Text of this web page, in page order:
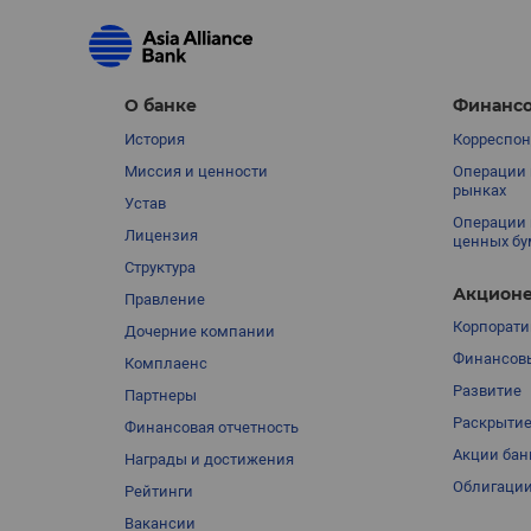
О банке
История
Миссия и ценности
Устав
Лицензия
Структура
Правление
Дочерние компании
Комплаенс
Партнеры
Финансовая отчетность
Награды и достижения
Рейтинги
Вакансии
Операции
рынках
Операции
ценных
Развитие
Акции